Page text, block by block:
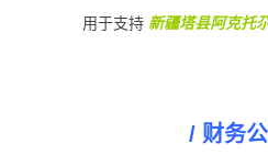
用于支持 新疆塔县阿克托
/ 财务